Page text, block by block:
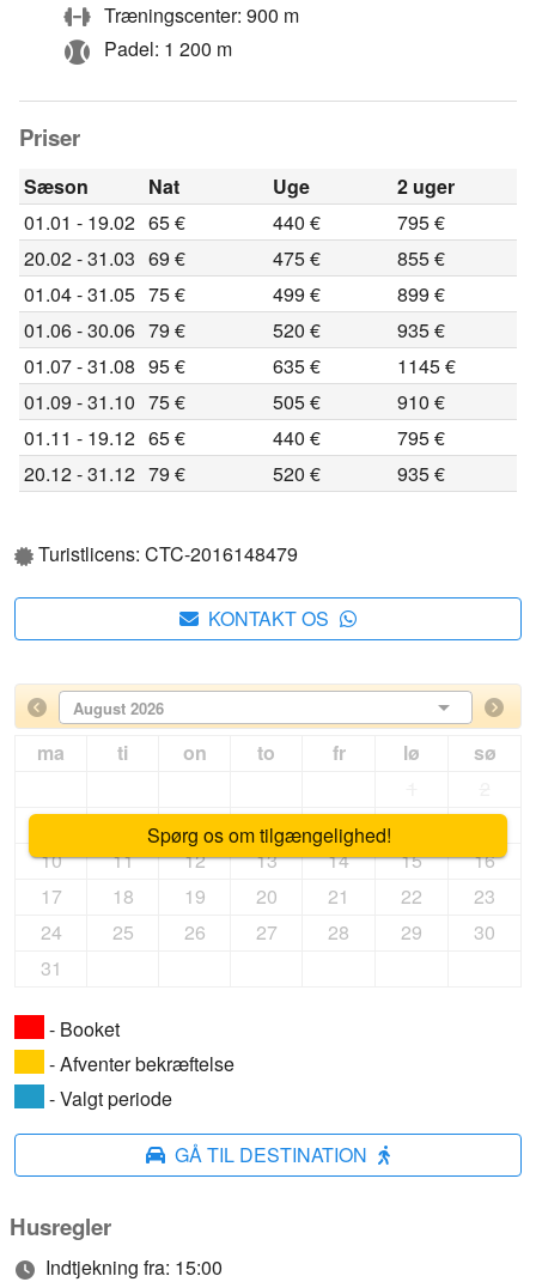
Træningscenter: 900 m
Padel: 1 200 m
Priser
Sæson Nat Uge
2 uger
01.01 - 19.02 65 € 440 €
795 €
20.02 - 31.03 69 € 475 €
855 €
01.04 - 31.05 75 € 499 €
899 €
01.06 - 30.06 79 € 520 €
935 €
01.07 - 31.08 95 € 635 €
1145 €
01.09 - 31.10 75 € 505 €
910 €
01.11 - 19.12 65 € 440 €
795 €
20.12 - 31.12 79 € 520 € 935 €
Turistlicens: CTC-2016148479
KONTAKT OS
Spørg os om tilgængelighed!
August 2026
ma ti on to fr lø
sø
6 7
10
11 12 13 14 15
16
17
18 19 20 21 22
23
24
25 26 27 28 29
30
31
- Booket
- Afventer bekræftelse
- Valgt periode
GÅ TIL DESTINATION
Husregler
Indtjekning fra: 15:00